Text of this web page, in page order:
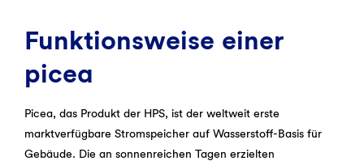
Funktionsweise einer
picea
Picea, das Produkt der HPS, ist der weltweit erste
marktverfügbare Stromspeicher auf Wasserstoff-Basis für
Gebäude. Die an sonnenreichen Tagen erzielten